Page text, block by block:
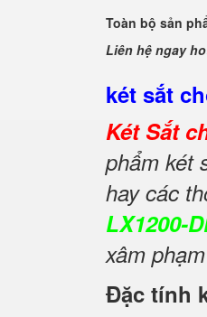
Toàn bộ sản
Liên hệ ngay
két sắt
Két Sắt
phẩm két
hay các
LX1200-
xâm
Đặc tính